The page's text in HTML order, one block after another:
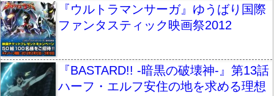
『ウルトラマンサーガ』ゆうばり国際
ファンタスティック映画祭2012
『BASTARD!! -暗黒の破壊神-』第13話
ハーフ・エルフ安住の地を求める理想